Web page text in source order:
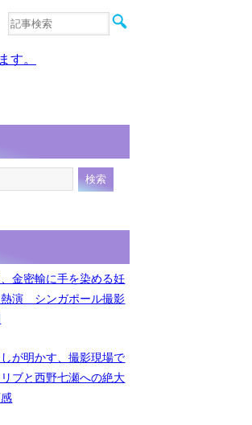
音楽
。
金密輸に手を染める妊
熱演 シンガポール撮影
が明かす、撮影現場で
ブと西野七瀬への絶大